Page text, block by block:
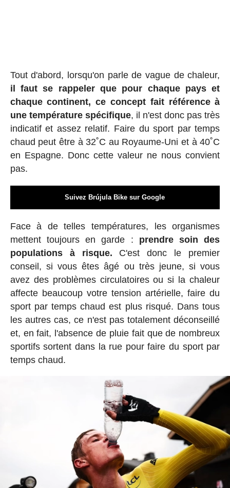
Tout d'abord, lorsqu'on parle de vague de chaleur,
il faut se rappeler que pour chaque pays et
chaque continent, ce concept fait référence à
une température spécifique, il n'est donc pas très
indicatif et assez relatif. Faire du sport par temps
chaud peut être à 32˚C au Royaume-Uni et à 40˚C
en Espagne. Donc cette valeur ne nous convient
pas.
Suivez Brújula Bike sur Google
Face à de telles températures, les organismes
mettent toujours en garde : prendre soin des
populations à risque. C'est donc le premier
conseil, si vous êtes âgé ou très jeune, si vous
avez des problèmes circulatoires ou si la chaleur
affecte beaucoup votre tension artérielle, faire du
sport par temps chaud est plus risqué. Dans tous
les autres cas, ce n'est pas totalement déconseillé
et, en fait, l'absence de pluie fait que de nombreux
sportifs sortent dans la rue pour faire du sport par
temps chaud.